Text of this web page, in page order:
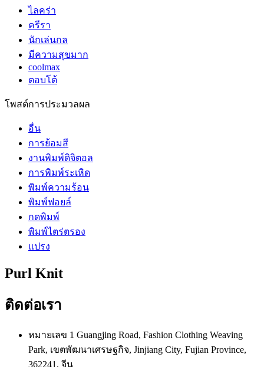
ไลคร่า
ครีรา
นักเล่นกล
มีความสุขมาก
coolmax
ตอบโต้
โพสต์การประมวลผล
อื่น
การย้อมสี
งานพิมพ์ดิจิตอล
การพิมพ์ระเหิด
พิมพ์ความร้อน
พิมพ์ฟอยล์
กดพิมพ์
พิมพ์ไตร่ตรอง
แปรง
Purl Knit
ติดต่อเรา
หมายเลข 1 Guangjing Road, Fashion Clothing Weaving
Park, เขตพัฒนาเศรษฐกิจ, Jinjiang City, Fujian Province,
362241, จีน